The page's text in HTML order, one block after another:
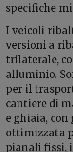
specifiche
I veicoli
versioni a
trilaterale,
alluminio.
per il
cantiere di
e ghiaia, con
ottimizzata
pianali fissi,